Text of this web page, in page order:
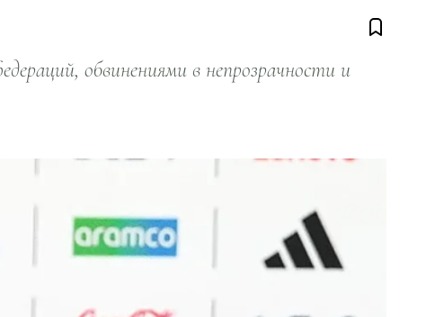
обвинениями в непрозрачности и